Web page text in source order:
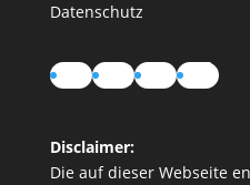
Datenschutz
Instagram
LinkedIn
YouTube
Disclaimer:
Die auf dieser Webseite